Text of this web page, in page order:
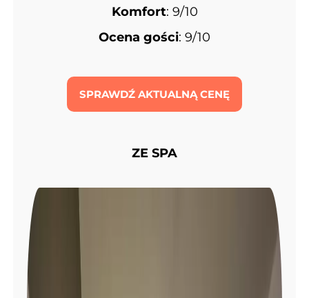
Komfort: 9/10
Ocena gości: 9/10
SPRAWDŹ AKTUALNĄ CENĘ
ZE SPA